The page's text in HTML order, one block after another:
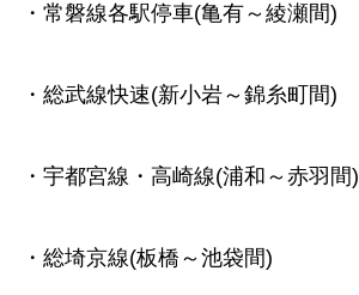
・常磐線各駅停車(亀有～綾瀬間)
・総武線快速(新小岩～錦糸町間)
・宇都宮線・高崎線(浦和～赤羽間)
・総埼京線(板橋～池袋間)